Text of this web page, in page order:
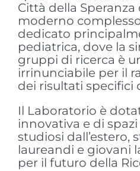
Città della Speranza
moderno
dedicato
pediatrica, dove la
gruppi di ricerca è
irrinunciabile per il
dei risultati specifici
Il Laboratorio è
innovativa e di
studiosi dall’estero,
laureandi e giovani
per il futuro della